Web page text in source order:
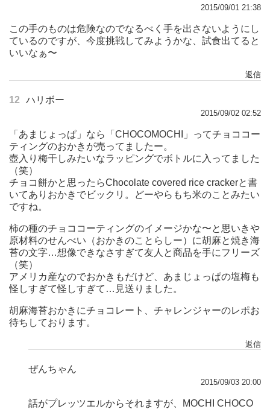
2015/09/01 21:38
この手のものは危険なのでなるべく手を出さないようにし
ているのですが、今度挑戦してみようかな、試食出てると
いいなぁ〜
返信
12 ハリボー
2015/09/02 02:52
「あまじょっぱ」なら「CHOCOMOCHI」ってチョココー
ティングのおかきが売ってましたー。
壺入り梅干しみたいなラッピングでボトルに入ってました
（笑）
チョコ餅かと思ったらChocolate covered rice crackerと書
いてありおかきでビックリ。どーやらもち米のことみたい
ですね。
柿の種のチョココーティングのイメージかな〜と思いきや
原材料のせんべい（おかきのことらしー）に胡麻と焼き海
苔の文字…想像できなさすぎて友人と商品を手にフリーズ
（笑）
アメリカ産なのでおかきもだけど、あまじょっぱの塩梅も
怪しすぎて怪しすぎて…見送りました。
胡麻海苔おかきにチョコレート、チャレンジャーのレポお
待ちしております。
返信
ぜんちゃん
2015/09/03 20:00
話がプレッツエルからそれますが、MOCHI CHOCO